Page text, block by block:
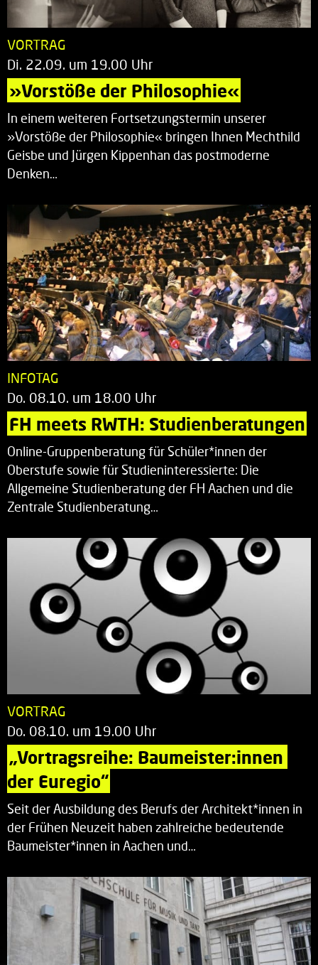
VORTRAG
Di. 22.09. um 19.00 Uhr
»Vorstöße der Philosophie«
In einem weiteren Fortsetzungstermin unserer
»Vorstöße der Philosophie« bringen Ihnen Mechthild
Geisbe und Jürgen Kippenhan das postmoderne
Denken…
INFOTAG
Do. 08.10. um 18.00 Uhr
FH meets RWTH: Studienberatungen
Online-Gruppenberatung für Schüler*innen der
Oberstufe sowie für Studieninteressierte: Die
Allgemeine Studienberatung der FH Aachen und die
Zentrale Studienberatung…
VORTRAG
Do. 08.10. um 19.00 Uhr
„Vortragsreihe: Baumeister:innen
der Euregio“
Seit der Ausbildung des Berufs der Architekt*innen in
der Frühen Neuzeit haben zahlreiche bedeutende
Baumeister*innen in Aachen und…